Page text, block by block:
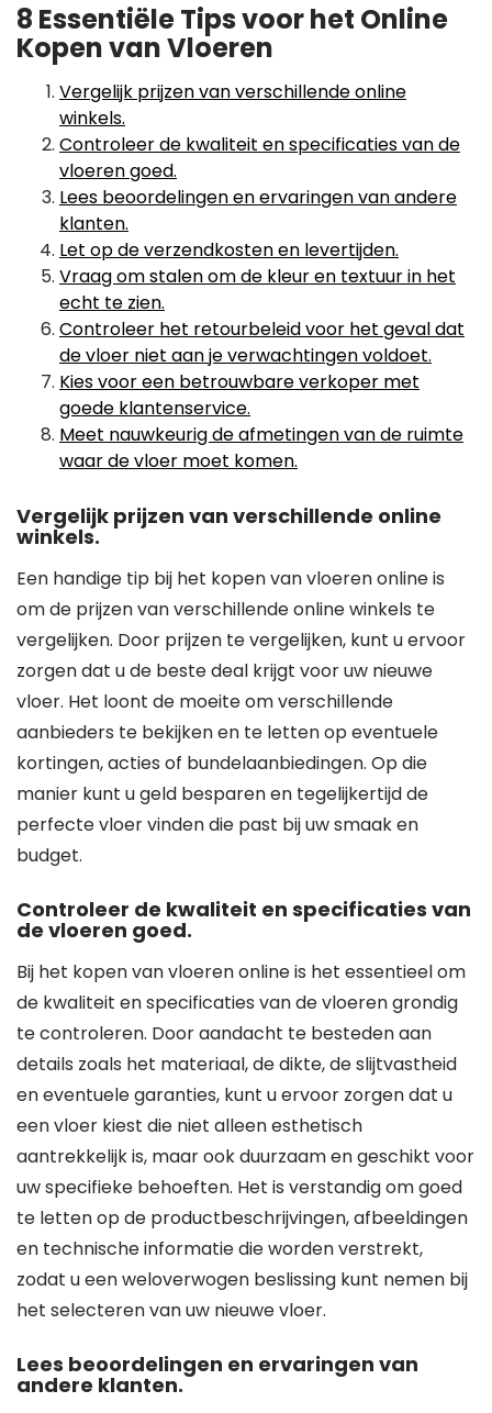
8 Essentiële Tips voor het Online
Kopen van Vloeren
Vergelijk prijzen van verschillende online
winkels.
Controleer de kwaliteit en specificaties van de
vloeren goed.
Lees beoordelingen en ervaringen van andere
klanten.
Let op de verzendkosten en levertijden.
Vraag om stalen om de kleur en textuur in het
echt te zien.
Controleer het retourbeleid voor het geval dat
de vloer niet aan je verwachtingen voldoet.
Kies voor een betrouwbare verkoper met
goede klantenservice.
Meet nauwkeurig de afmetingen van de ruimte
waar de vloer moet komen.
Vergelijk prijzen van verschillende online
winkels.
Een handige tip bij het kopen van vloeren online is
om de prijzen van verschillende online winkels te
vergelijken. Door prijzen te vergelijken, kunt u ervoor
zorgen dat u de beste deal krijgt voor uw nieuwe
vloer. Het loont de moeite om verschillende
aanbieders te bekijken en te letten op eventuele
kortingen, acties of bundelaanbiedingen. Op die
manier kunt u geld besparen en tegelijkertijd de
perfecte vloer vinden die past bij uw smaak en
budget.
Controleer de kwaliteit en specificaties van
de vloeren goed.
Bij het kopen van vloeren online is het essentieel om
de kwaliteit en specificaties van de vloeren grondig
te controleren. Door aandacht te besteden aan
details zoals het materiaal, de dikte, de slijtvastheid
en eventuele garanties, kunt u ervoor zorgen dat u
een vloer kiest die niet alleen esthetisch
aantrekkelijk is, maar ook duurzaam en geschikt voor
uw specifieke behoeften. Het is verstandig om goed
te letten op de productbeschrijvingen, afbeeldingen
en technische informatie die worden verstrekt,
zodat u een weloverwogen beslissing kunt nemen bij
het selecteren van uw nieuwe vloer.
Lees beoordelingen en ervaringen van
andere klanten.